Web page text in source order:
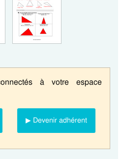
à votre espace
▶ Devenir adhérent